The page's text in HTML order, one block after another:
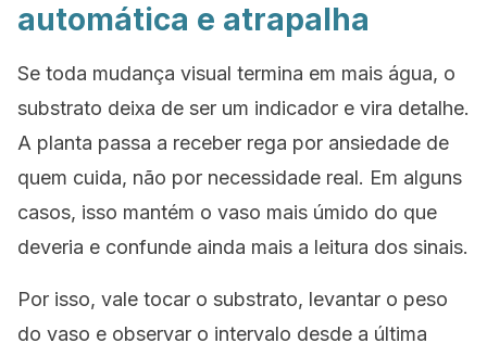
automática e atrapalha
Se toda mudança visual termina em mais água, o
substrato deixa de ser um indicador e vira detalhe.
A planta passa a receber rega por ansiedade de
quem cuida, não por necessidade real. Em alguns
casos, isso mantém o vaso mais úmido do que
deveria e confunde ainda mais a leitura dos sinais.
Por isso, vale tocar o substrato, levantar o peso
do vaso e observar o intervalo desde a última